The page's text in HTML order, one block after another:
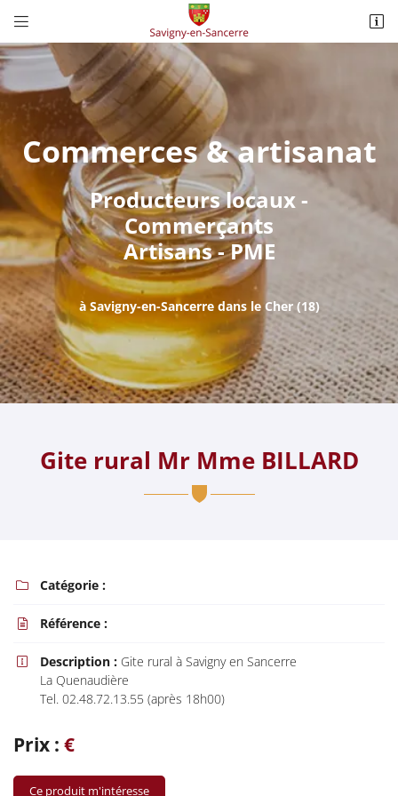
 
2 rue de la Mairie
18240 Savigny-en-Sancerre
02 48 78 50 90
Adresse email de réception
 Recopier le code ci-contre
Rafraîchir le captcha
l'adresse email indiqué ci-dessus. Vous pouvez vous désinscrire à tout moment en
.
Commerces & artisanat
Producteurs locaux -
Commerçants
Artisans - PME
à Savigny-en-Sancerre dans le Cher (18)
Gite rural Mr Mme BILLARD
 Catégorie :
 Référence :
 Description : Gite rural à Savigny en Sancerre
La Quenaudière
Tel. 02.48.72.13.55 (après 18h00)
Prix : €
Ce produit m'intéresse